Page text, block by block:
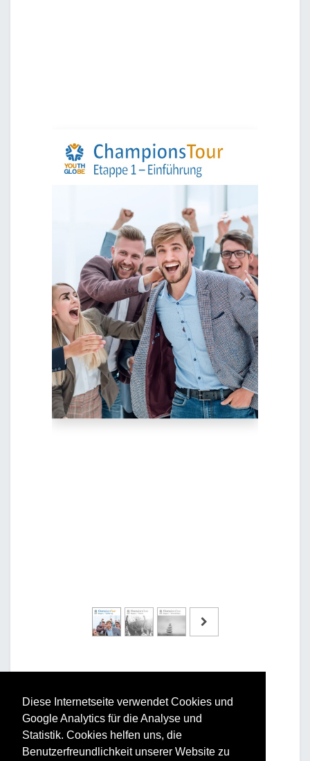
Diese Internetseite verwendet Cookies und
Google Analytics für die Analyse und
Statistik. Cookies helfen uns, die
Benutzerfreundlichkeit unserer Website zu
Vorteile und Nutzen
Für Ihr Unternehmen: